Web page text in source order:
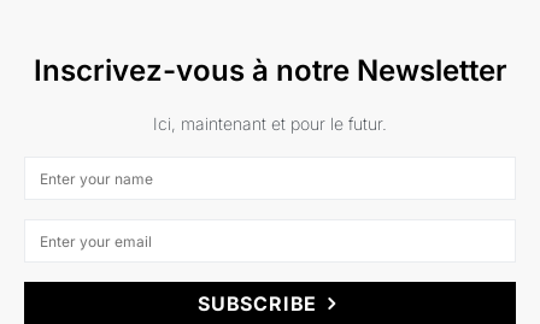
Inscrivez-vous à notre Newsletter
Ici, maintenant et pour le futur.
SUBSCRIBE